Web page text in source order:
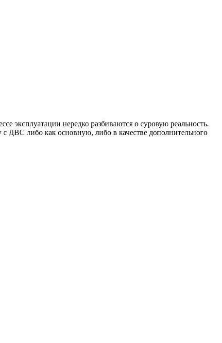
эксплуатации нередко разбиваются о суровую реальность.
ДВС либо как основную, либо в качестве дополнительного